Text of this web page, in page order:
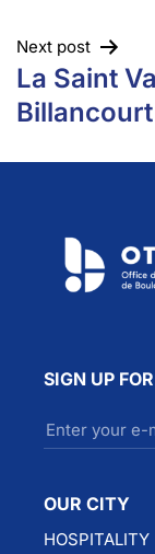
Next post
La Saint
Billancourt
SIGN UP
OUR CITY
HOSPITALITY